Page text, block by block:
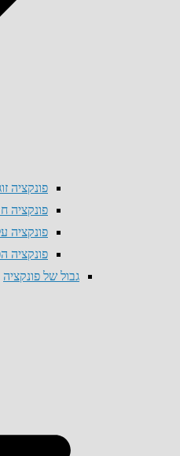
פונקציה
פונקציה
פונקציה
פונקציה
גבול של פונקציה